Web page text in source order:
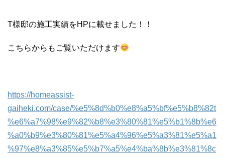
T様邸の施工実績をHPに載せました！！
こちらからもご覧いただけます
https://homeassist-
gaiheki.com/case/%e5%8d%b0%e8%a5%bf%e5%b8%82t
%e6%a7%98%e9%82%b8%e3%80%81%e5%b1%8b%e6
%a0%b9%e3%80%81%e5%a4%96%e5%a3%81%e5%a1
%97%e8%a3%85%e5%b7%a5%e4%ba%8b%e3%81%8c